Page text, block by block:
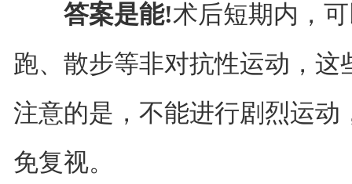
答案是能!术后短期内，
跑、散步等非对抗性运动，
注意的是，不能进行剧烈运
免复视。